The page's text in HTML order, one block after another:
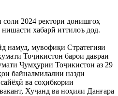
соли 2024 ректори донишгоҳ
хабарӣ иттилоъ дод.
намуд, мувофиқи Стратегияи
Тоҷикистон барои давраи
Ҷумҳурии Тоҷикистон аз 29
байналмилалии назди
ва соҳибкории
Хуҷанд ва ноҳияи Данғара